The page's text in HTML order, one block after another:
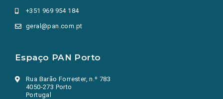
+351 969 954 184
geral@pan.com.pt
Espaço PAN Porto
Rua Barão Forrester, n.º 783
4050-273 Porto
Portugal